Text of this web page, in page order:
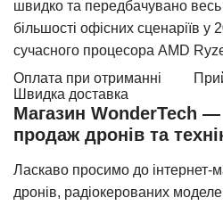
швидко та передбачувано
більшості офісних сценаріїв у
сучасного процесора AMD
Оплата при отриманні
Швидка доставка
Магазин WonderTech —
продаж дронів та
Ласкаво просимо до
дронів, радіокерованих